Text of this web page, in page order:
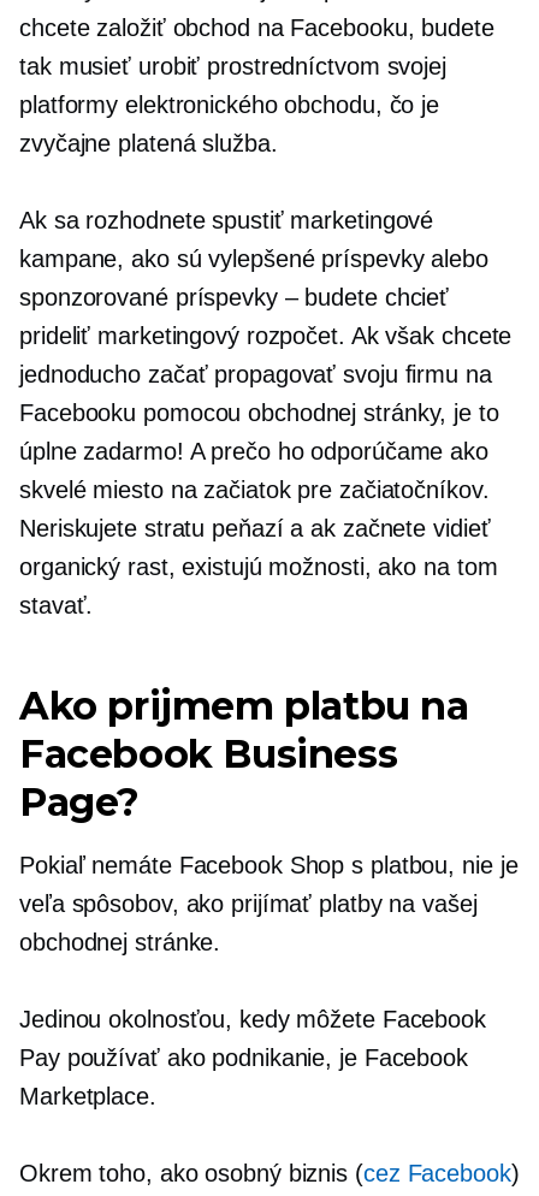
chcete založiť obchod na Facebooku, budete
tak musieť urobiť prostredníctvom svojej
platformy elektronického obchodu, čo je
zvyčajne platená služba.
Ak sa rozhodnete spustiť marketingové
kampane, ako sú vylepšené príspevky alebo
sponzorované príspevky – budete chcieť
prideliť marketingový rozpočet. Ak však chcete
jednoducho začať propagovať svoju firmu na
Facebooku pomocou obchodnej stránky, je to
úplne zadarmo! A prečo ho odporúčame ako
skvelé miesto na začiatok pre začiatočníkov.
Neriskujete stratu peňazí a ak začnete vidieť
organický rast, existujú možnosti, ako na tom
stavať.
Ako prijmem platbu na
Facebook Business
Page?
Pokiaľ nemáte Facebook Shop s platbou, nie je
veľa spôsobov, ako prijímať platby na vašej
obchodnej stránke.
Jedinou okolnosťou, kedy môžete Facebook
Pay používať ako podnikanie, je Facebook
Marketplace.
Okrem toho, ako osobný biznis (cez Facebook)